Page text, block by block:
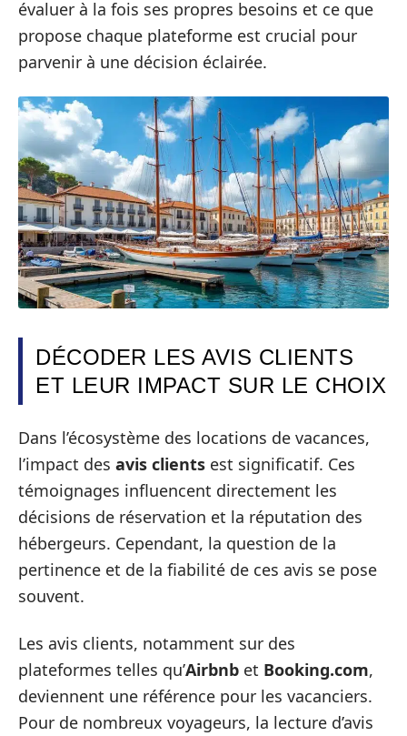
évaluer à la fois ses propres besoins et ce que
propose chaque plateforme est crucial pour
parvenir à une décision éclairée.
DÉCODER LES AVIS CLIENTS
ET LEUR IMPACT SUR LE CHOIX
Dans l’écosystème des locations de vacances,
l’impact des avis clients est significatif. Ces
témoignages influencent directement les
décisions de réservation et la réputation des
hébergeurs. Cependant, la question de la
pertinence et de la fiabilité de ces avis se pose
souvent.
Les avis clients, notamment sur des
plateformes telles qu’Airbnb et Booking.com,
deviennent une référence pour les vacanciers.
Pour de nombreux voyageurs, la lecture d’avis